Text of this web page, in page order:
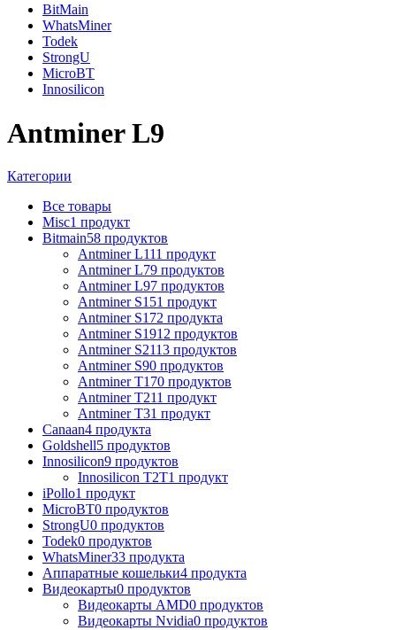
BitMain
WhatsMiner
Todek
StrongU
MicroBT
Innosilicon
Antminer L9
Категории
Все товары
Misc1 продукт
Bitmain58 продуктов
Antminer L111 продукт
Antminer L79 продуктов
Antminer L97 продуктов
Antminer S151 продукт
Antminer S172 продукта
Antminer S1912 продуктов
Antminer S2113 продуктов
Antminer S90 продуктов
Antminer T170 продуктов
Antminer T211 продукт
Antminer T31 продукт
Canaan4 продукта
Goldshell5 продуктов
Innosilicon9 продуктов
Innosilicon T2T1 продукт
iPollo1 продукт
MicroBT0 продуктов
StrongU0 продуктов
Todek0 продуктов
WhatsMiner33 продукта
Аппаратные кошельки4 продукта
Видеокарты0 продуктов
Видеокарты AMD0 продуктов
Видеокарты Nvidia0 продуктов